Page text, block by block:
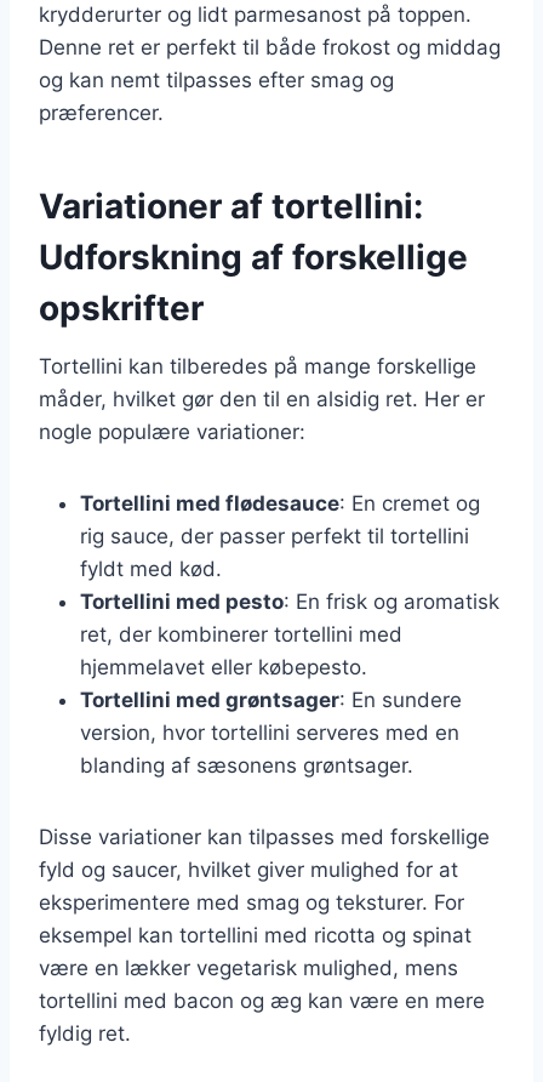
krydderurter og lidt parmesanost på toppen.
Denne ret er perfekt til både frokost og middag
og kan nemt tilpasses efter smag og
præferencer.
Variationer af tortellini:
Udforskning af forskellige
opskrifter
Tortellini kan tilberedes på mange forskellige
måder, hvilket gør den til en alsidig ret. Her er
nogle populære variationer:
Tortellini med flødesauce: En cremet og
rig sauce, der passer perfekt til tortellini
fyldt med kød.
Tortellini med pesto: En frisk og aromatisk
ret, der kombinerer tortellini med
hjemmelavet eller købepesto.
Tortellini med grøntsager: En sundere
version, hvor tortellini serveres med en
blanding af sæsonens grøntsager.
Disse variationer kan tilpasses med forskellige
fyld og saucer, hvilket giver mulighed for at
eksperimentere med smag og teksturer. For
eksempel kan tortellini med ricotta og spinat
være en lækker vegetarisk mulighed, mens
tortellini med bacon og æg kan være en mere
fyldig ret.